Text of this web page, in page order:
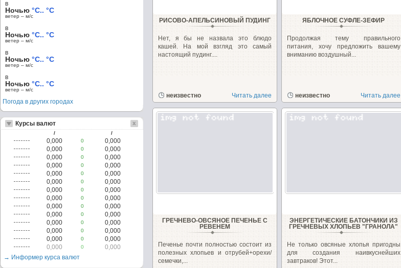
РИСОВО-АПЕЛЬСИНОВЫЙ ПУДИНГ
Нет, я бы не назвала это блюдо
кашей. На мой взгляд это самый
настоящий пудинг....
неизвестно Читать далее
ЯБЛОЧНОЕ СУФЛЕ-ЗЕФИР
Продолжая тему правильного
питания, хочу предложить вашему
вниманию воздушный...
неизвестно Читать далее
ГРЕЧНЕВО-ОВСЯНОЕ ПЕЧЕНЬЕ С
РЕВЕНЕМ
Печенье почти полностью состоит из
полезных хлопьев и отрубей+орехи/
семечки,...
ЭНЕРГЕТИЧЕСКИЕ БАТОНЧИКИ ИЗ
ГРЕЧНЕВЫХ ХЛОПЬЕВ "ГРАНОЛА"
Не только овсяные хлопья пригодны
для создания наивкуснейших
завтраков! Этот...
в
Ночью °C.. °C
ветер – м/c
в
Ночью °C.. °C
ветер – м/c
в
Ночью °C.. °C
ветер – м/c
в
Ночью °C.. °C
ветер – м/c
Погода в других городах
Курсы валют
/ /
0,000 0
0,000
0,000
0
0,000
0,000
0
0,000
0,000
0
0,000
0,000
0
0,000
0,000
0
0,000
0,000
0
0,000
0,000
0
0,000
0,000
0
0,000
0,000
0
0,000
0,000
0
0,000
0,000
0
0,000
0,000
0
0,000
0,000
0
0,000
→ Информер курса валют